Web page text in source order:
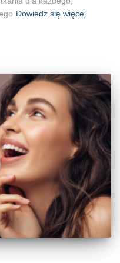
Dowiedz się więcej